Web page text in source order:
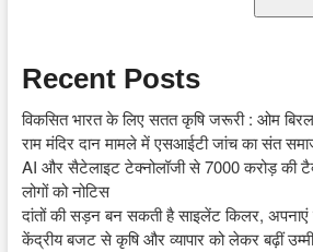
Recent Posts
विकसित भारत के लिए सतत कृषि जरूरी : ओम
राम मंदिर दान मामले में एसआईटी जांच का संत
AI और सैटेलाइट टेक्नोलॉजी से 7000 करोड़ की
लोगों को नोटिस
दांतों की सड़न बन सकती है साइलेंट किलर,
केंद्रीय बजट से कृषि और व्यापार को लेकर बढ़ीं